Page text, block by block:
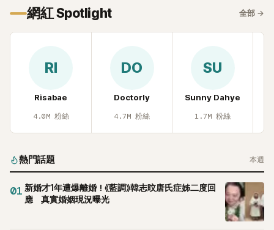
網紅 Spotlight 全部 →
RI
Risabae
4.0M 粉絲
DO
Doctorly
4.7M 粉絲
SU
Sunny Dahye
1.7M 粉絲
熱門話題 本週
01 新婚才1年遭爆離婚！《藍調》韓志旼唐氏症姊二度回
應 真實婚姻現況曝光